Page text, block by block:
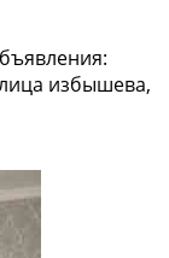
избышева,